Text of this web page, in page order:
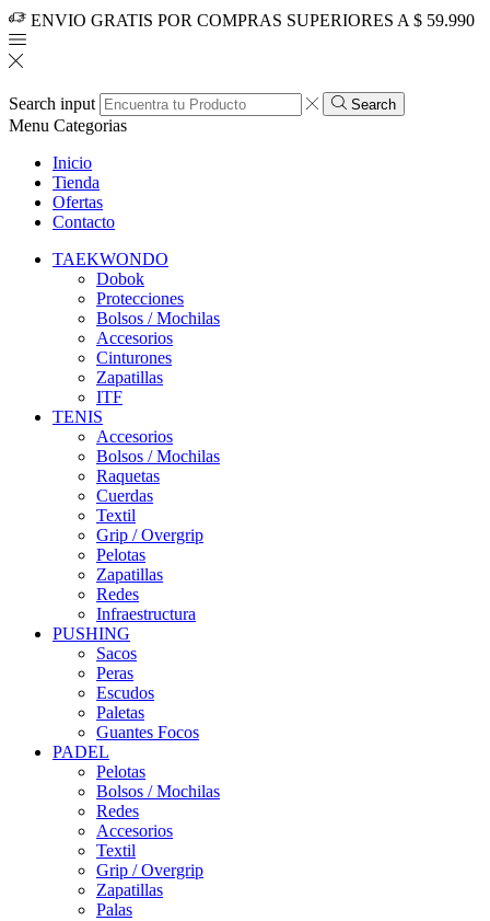
ENVIO GRATIS POR COMPRAS SUPERIORES A $ 59.990
Search input Search
Menu Categorias
Inicio
Tienda
Ofertas
Contacto
TAEKWONDO
Dobok
Protecciones
Bolsos / Mochilas
Accesorios
Cinturones
Zapatillas
ITF
TENIS
Accesorios
Bolsos / Mochilas
Raquetas
Cuerdas
Textil
Grip / Overgrip
Pelotas
Zapatillas
Redes
Infraestructura
PUSHING
Sacos
Peras
Escudos
Paletas
Guantes Focos
PADEL
Pelotas
Bolsos / Mochilas
Redes
Accesorios
Textil
Grip / Overgrip
Zapatillas
Palas